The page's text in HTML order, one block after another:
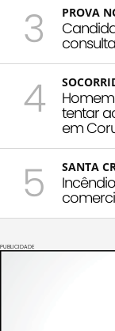
3 PROVA
4 tentar
em
5 SANTA
PUBLICIDADE